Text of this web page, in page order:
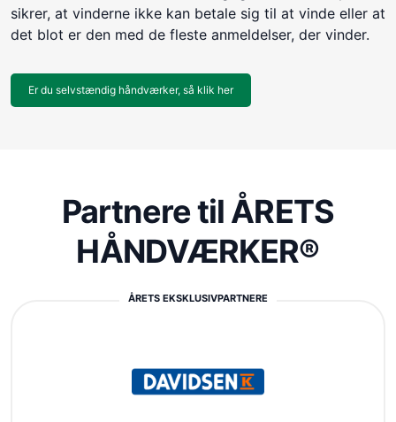
sikrer, at vinderne ikke kan betale sig til at vinde eller at
det blot er den med de fleste anmeldelser, der vinder.
Er du selvstændig håndværker, så klik her
Partnere til ÅRETS
HÅNDVÆRKER®
ÅRETS EKSKLUSIVPARTNERE